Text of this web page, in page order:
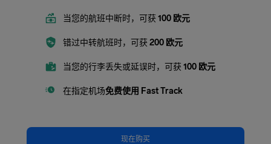
当您的航班中断时，可获100 欧元
错过中转航班时，可获200 欧元
当您的行李丢失或延误时，可获100 欧元
在指定机场免费使用 Fast Track
现在购买